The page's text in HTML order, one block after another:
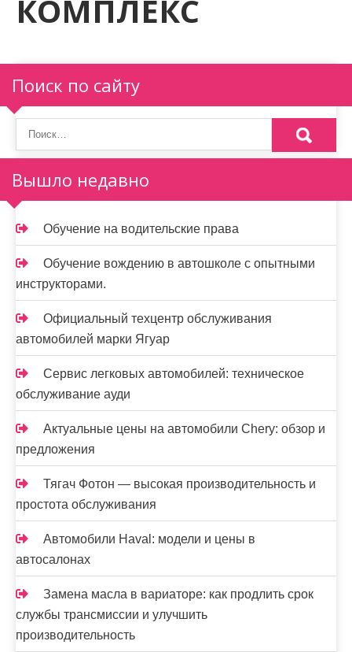
у
КОМПЛЕКС
Поиск по сайту
Вышло недавно
Обучение на водительские права
Обучение вождению в автошколе с опытными
инструкторами.
Официальный техцентр обслуживания
автомобилей марки Ягуар
Сервис легковых автомобилей: техническое
обслуживание ауди
Актуальные цены на автомобили Chery: обзор и
предложения
Тягач Фотон — высокая производительность и
простота обслуживания
Автомобили Haval: модели и цены в
автосалонах
Замена масла в вариаторе: как продлить срок
службы трансмиссии и улучшить
производительность